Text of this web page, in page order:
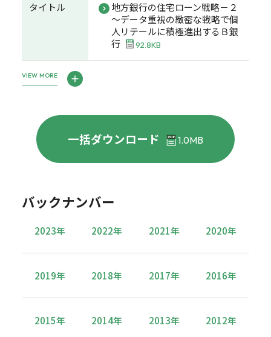
タイトル
地方銀行の住宅ローン戦略－２
～データ重視の緻密な戦略で個
人リテールに積極進出するＢ銀
行
92.8KB
VIEW MORE
一括ダウンロード 1.0MB
バックナンバー
2023年 2022年 2021年 2020年
2019年 2018年 2017年 2016年
2015年 2014年 2013年 2012年